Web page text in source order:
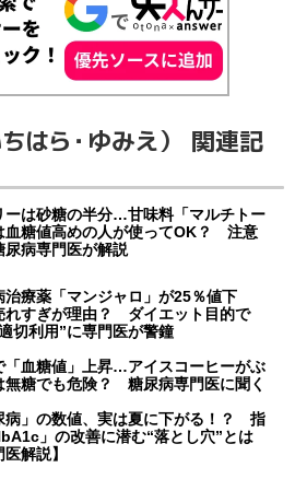
はら・ゆみえ） 関連記
ーは砂糖の半分…甘味料「マルチトー
血糖値高めの人が使ってOK？ 注意
尿病専門医が解説
治療薬「マンジャロ」が25％値下
れすぎが理由？ ダイエット目的で
切利用”に専門医が警鐘
「血糖値」上昇…アイスコーヒーがぶ
無糖でも危険？ 糖尿病専門医に聞く
病」の数値、実は夏に下がる！？ 指
」の改善に潜む“落とし穴”とは
医解説】